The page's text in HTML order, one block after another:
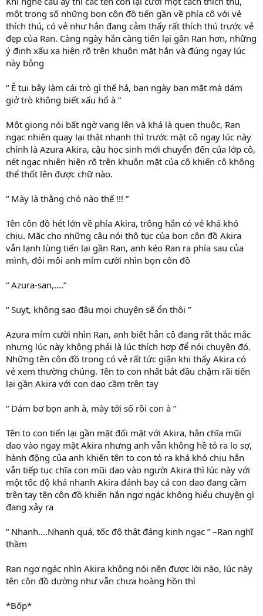
một trong số những bọn côn đồ tiến gần về phía cô với vẻ
thích thú, có vẻ như hắn đang cảm thấy rất thích thú trước vẻ
đẹp của Ran. Càng ngày hắn càng tiến lại gần Ran hơn, những
ý định xấu xa hiện rõ trên khuôn mặt hắn và đúng ngay lúc
này bỗng
“ Ê tụi bây làm cái trò gì thế hả, ban ngày ban mặt mà dám
giở trò không biết xấu hổ à ”
Một giọng nói bất ngờ vang lên và khá là quen thuộc, Ran
ngạc nhiên quay lại thật nhanh thì trước mặt cô ngay lúc này
chính là Azura Akira, cậu học sinh mới chuyển đến của lớp cô,
nét ngạc nhiên hiện rõ trên khuôn mặt của cô khiến cô không
thể thốt lên được chữ nào.
“ Mày là thằng chó nào thế !!! ”
Tên côn đồ hét lớn về phía Akira, trông hắn có vẻ khá khó
chịu. Mặc cho những câu nói thô tục của bọn côn đồ Akira
vẫn lạnh lùng tiến lại gần Ran, anh kéo Ran ra phía sau của
mình, đôi môi anh mỉm cười nhìn bọn côn đồ
“ Azura-san,….”
“ Suỵt, không sao đâu mọi chuyện sẽ ổn thôi ”
Azura mỉm cười nhìn Ran, anh biết hẳn cô đang rất thắc mắc
nhưng lúc này không phải là lúc thích hợp để nói chuyện đó.
Những tên côn đồ trong có vẻ rất tức giận khi thấy Akira có
vẻ xem thường chúng. Tên to con nhất bắt đầu chậm rãi tiến
lại gần Akira với con dao cầm trên tay
“ Dám bơ bọn anh à, mày tới số rồi con à ”
Tên to con tiến lại gần mặt đối mặt với Akira, hắn chĩa mũi
dao vào ngay mặt Akira nhưng anh vẫn không hề tỏ ra lo sợ,
hành động của anh khiến tên to con tỏ ra khá khó chịu hắn
vẫn tiếp tục chĩa con mũi dao vào người Akira thì lúc này với
một tốc độ khá nhanh Akira đánh bay cả con dao đang cầm
trên tay tên côn đồ khiến hắn ngơ ngác không hiểu chuyện gì
đang xảy ra
“ Nhanh….Nhanh quá, tốc độ thật đáng kinh ngạc ” –Ran nghĩ
thầm
Ran ngơ ngác nhìn Akira không nói nên được lời nào, lúc này
tên côn đồ dường như vẫn chưa hoàng hồn thì
*Bốp*